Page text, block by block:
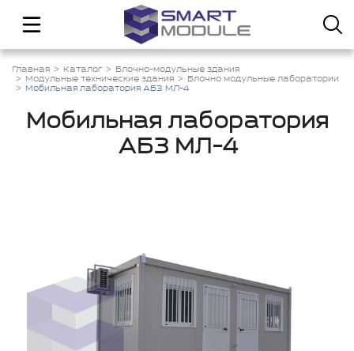
Главная Каталог
Блочно-модульные здания
Модульные технические здания
Блочно модульные лаборатории
Мобильная лаборатория АБЗ МЛ-4
Мобильная лаборатория
АБЗ МЛ-4